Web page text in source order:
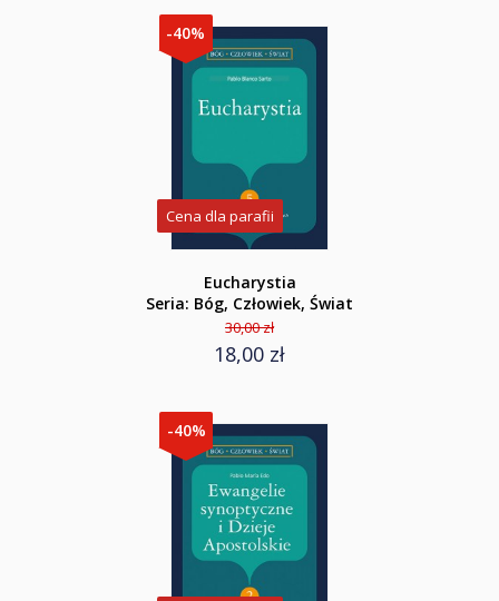
-40%
Cena dla parafii
Eucharystia
Seria: Bóg, Człowiek, Świat
30,00 zł
18,00 zł
-40%